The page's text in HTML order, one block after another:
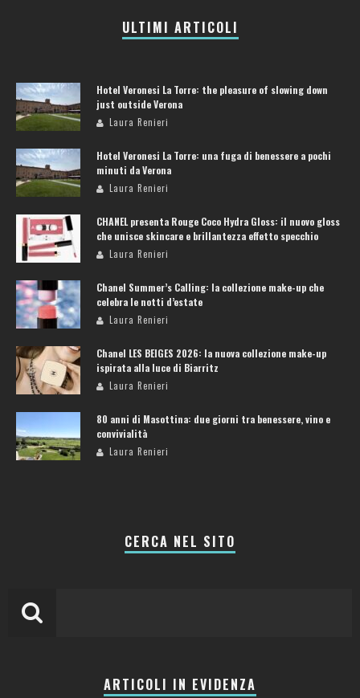
ULTIMI ARTICOLI
Hotel Veronesi La Torre: the pleasure of slowing down
just outside Verona
Laura Renieri
Hotel Veronesi La Torre: una fuga di benessere a pochi
minuti da Verona
Laura Renieri
CHANEL presenta Rouge Coco Hydra Gloss: il nuovo gloss
che unisce skincare e brillantezza effetto specchio
Laura Renieri
Chanel Summer’s Calling: la collezione make-up che
celebra le notti d’estate
Laura Renieri
Chanel LES BEIGES 2026: la nuova collezione make-up
ispirata alla luce di Biarritz
Laura Renieri
80 anni di Masottina: due giorni tra benessere, vino e
convivialità
Laura Renieri
CERCA NEL SITO
ARTICOLI IN EVIDENZA